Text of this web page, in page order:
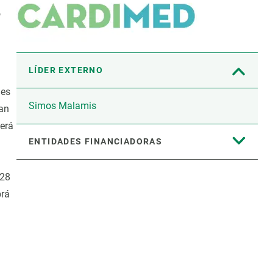
LÍDER EXTERNO
Simos Malamis
ENTIDADES FINANCIADORAS